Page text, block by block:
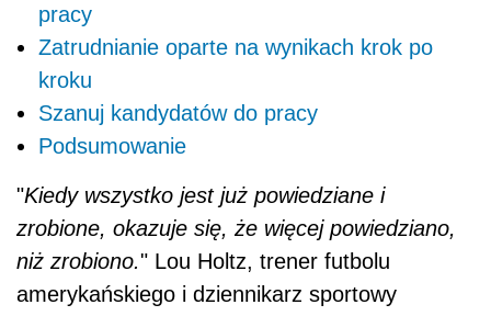
pracy
Zatrudnianie oparte na wynikach krok po
kroku
Szanuj kandydatów do pracy
Podsumowanie
"Kiedy wszystko jest już powiedziane i
zrobione, okazuje się, że więcej powiedziano,
niż zrobiono." Lou Holtz, trener futbolu
amerykańskiego i dziennikarz sportowy